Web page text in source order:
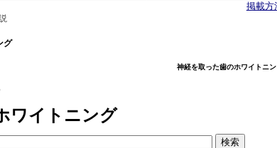
掲載方
グ
神経を取った歯のホワイトニ
ワイトニング